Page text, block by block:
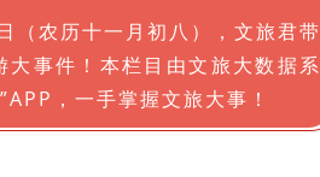
农历十一月初八），文旅君带
事件！本栏目由文旅大数据系
，一手掌握文旅大事！